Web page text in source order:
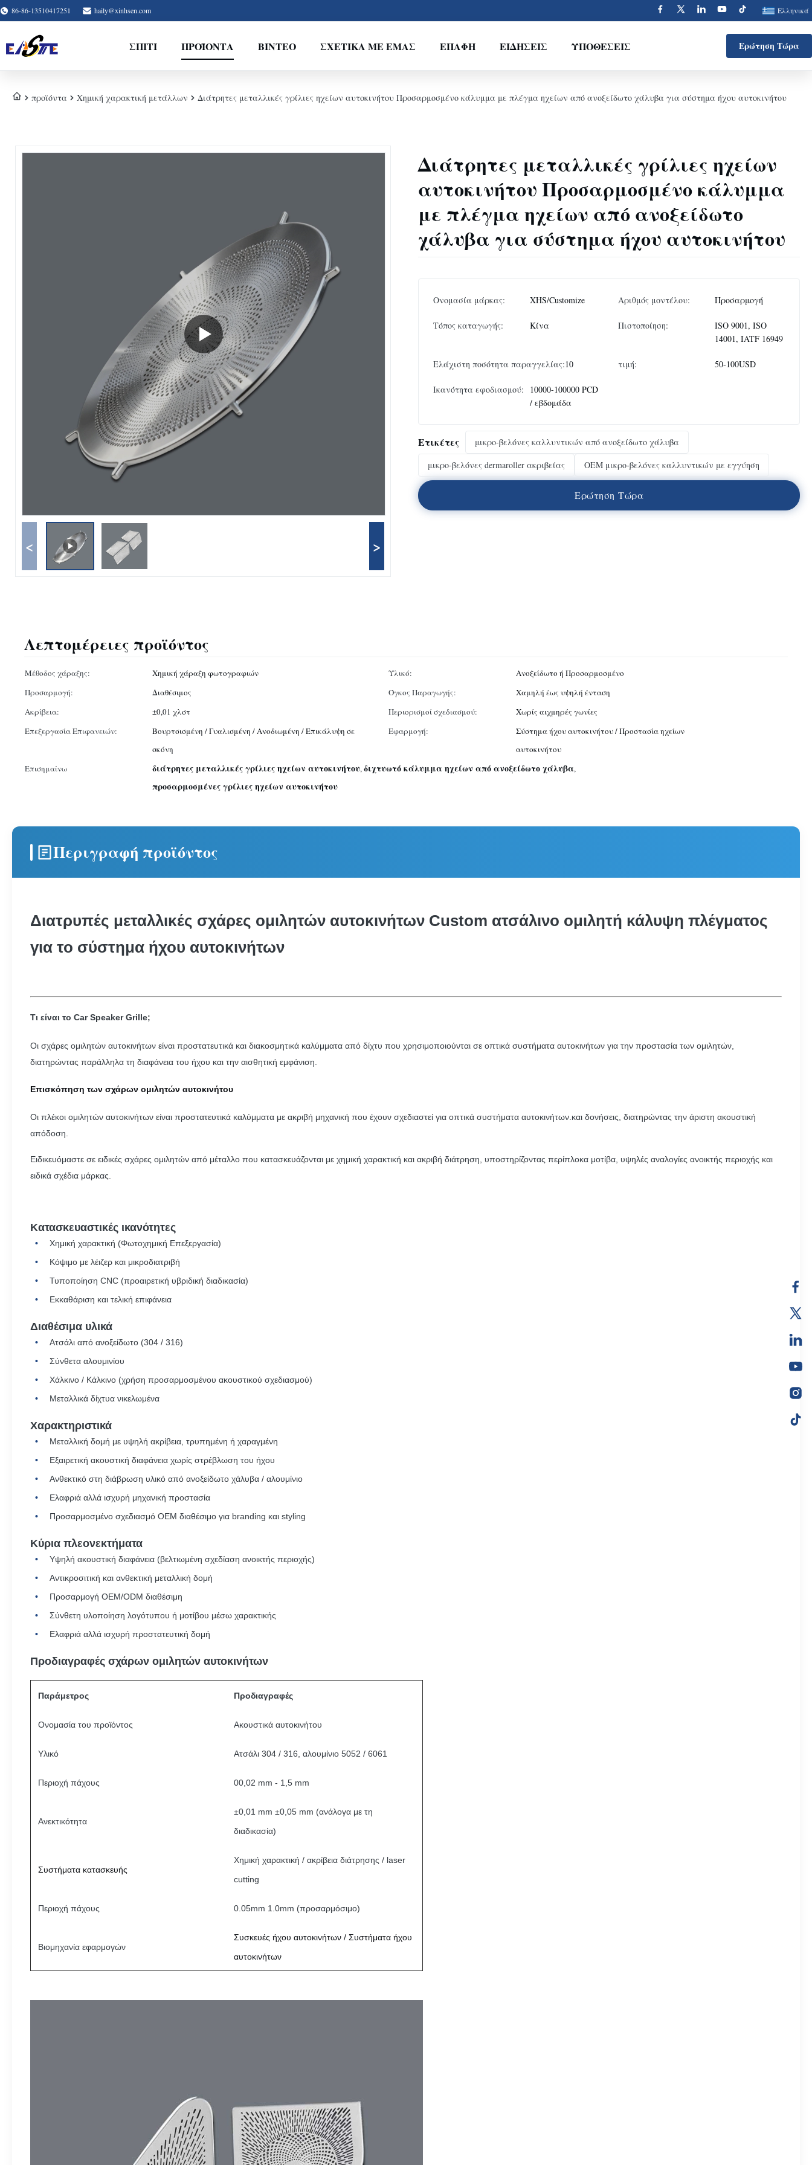
86-86-13510417251 haily@xinhsen.com Ελληνικά
ΣΠΊΤΙ ΠΡΟΪΌΝΤΑ ΒΊΝΤΕΟ ΣΧΕΤΙΚΆ ΜΕ ΕΜΆΣ ΕΠΑΦΉ ΕΙΔΉΣΕΙΣ ΥΠΟΘΈΣΕΙΣ Ερώτηση Τώρα
προϊόντα Χημική χαρακτική μετάλλων Διάτρητες μεταλλικές γρίλιες ηχείων αυτοκινήτου Προσαρμοσμένο κάλυμμα με πλέγμα ηχείων από ανοξείδωτο χάλυβα για σύστημα ήχου αυτοκινήτου
< >
Διάτρητες μεταλλικές γρίλιες ηχείων
αυτοκινήτου Προσαρμοσμένο κάλυμμα
με πλέγμα ηχείων από ανοξείδωτο
χάλυβα για σύστημα ήχου αυτοκινήτου
Ονομασία μάρκας: XHS/Customize Αριθμός μοντέλου: Προσαρμογή
Τόπος καταγωγής: Κίνα Πιστοποίηση:
ISO 9001, ISO
14001, IATF 16949
Ελάχιστη ποσότητα παραγγελίας:10 τιμή: 50-100USD
Ικανότητα εφοδιασμού:
10000-100000 PCD
/ εβδομάδα
Ετικέτες
μικρο-βελόνες καλλυντικών από ανοξείδωτο χάλυβα
μικρο-βελόνες dermaroller ακριβείας
OEM μικρο-βελόνες καλλυντικών με εγγύηση
Ερώτηση Τώρα
Λεπτομέρειες προϊόντος
Μέθοδος χάραξης: Χημική χάραξη φωτογραφιών Υλικό:
Ανοξείδωτο ή Προσαρμοσμένο
Προσαρμογή:
Διαθέσιμος Όγκος Παραγωγής:
Χαμηλή έως υψηλή ένταση
Ακρίβεια:
±0,01 χλστ Περιορισμοί σχεδιασμού:
Χωρίς αιχμηρές γωνίες
Επεξεργασία Επιφανειών:
Βουρτσισμένη / Γυαλισμένη / Ανοδιωμένη / Επικάλυψη σε
σκόνη
Εφαρμογή:
Σύστημα ήχου αυτοκινήτου / Προστασία ηχείων
αυτοκινήτου
Επισημαίνω
διάτρητες μεταλλικές γρίλιες ηχείων αυτοκινήτου,διχτυωτό κάλυμμα ηχείων από ανοξείδωτο χάλυβα,
προσαρμοσμένες γρίλιες ηχείων αυτοκινήτου
Περιγραφή προϊόντος
Διατρυπές μεταλλικές σχάρες ομιλητών αυτοκινήτων Custom ατσάλινο ομιλητή κάλυψη πλέγματος
για το σύστημα ήχου αυτοκινήτων
Τι είναι το Car Speaker Grille;
Οι σχάρες ομιλητών αυτοκινήτων είναι προστατευτικά και διακοσμητικά καλύμματα από δίχτυ που χρησιμοποιούνται σε οπτικά συστήματα αυτοκινήτων για την προστασία των ομιλητών,
διατηρώντας παράλληλα τη διαφάνεια του ήχου και την αισθητική εμφάνιση.
Επισκόπηση των σχάρων ομιλητών αυτοκινήτου
Οι πλέκοι ομιλητών αυτοκινήτων είναι προστατευτικά καλύμματα με ακριβή μηχανική που έχουν σχεδιαστεί για οπτικά συστήματα αυτοκινήτων.και δονήσεις, διατηρώντας την άριστη ακουστική
απόδοση.
Ειδικευόμαστε σε ειδικές σχάρες ομιλητών από μέταλλο που κατασκευάζονται με χημική χαρακτική και ακριβή διάτρηση, υποστηρίζοντας περίπλοκα μοτίβα, υψηλές αναλογίες ανοικτής περιοχής και
ειδικά σχέδια μάρκας.
Κατασκευαστικές ικανότητες
Χημική χαρακτική (Φωτοχημική Επεξεργασία)
Κόψιμο με λέιζερ και μικροδιατριβή
Τυποποίηση CNC (προαιρετική υβριδική διαδικασία)
Εκκαθάριση και τελική επιφάνεια
Διαθέσιμα υλικά
Ατσάλι από ανοξείδωτο (304 / 316)
Σύνθετα αλουμινίου
Χάλκινο / Κάλκινο (χρήση προσαρμοσμένου ακουστικού σχεδιασμού)
Μεταλλικά δίχτυα νικελωμένα
Χαρακτηριστικά
Μεταλλική δομή με υψηλή ακρίβεια, τρυπημένη ή χαραγμένη
Εξαιρετική ακουστική διαφάνεια χωρίς στρέβλωση του ήχου
Ανθεκτικό στη διάβρωση υλικό από ανοξείδωτο χάλυβα / αλουμίνιο
Ελαφριά αλλά ισχυρή μηχανική προστασία
Προσαρμοσμένο σχεδιασμό OEM διαθέσιμο για branding και styling
Κύρια πλεονεκτήματα
Υψηλή ακουστική διαφάνεια (βελτιωμένη σχεδίαση ανοικτής περιοχής)
Αντικροσιτική και ανθεκτική μεταλλική δομή
Προσαρμογή OEM/ODM διαθέσιμη
Σύνθετη υλοποίηση λογότυπου ή μοτίβου μέσω χαρακτικής
Ελαφριά αλλά ισχυρή προστατευτική δομή
Προδιαγραφές σχάρων ομιλητών αυτοκινήτων
Παράμετρος Προδιαγραφές
Ονομασία του προϊόντος Ακουστικά αυτοκινήτου
Υλικό Ατσάλι 304 / 316, αλουμίνιο 5052 / 6061
Περιοχή πάχους 00,02 mm - 1,5 mm
Ανεκτικότητα
±0,01 mm ±0,05 mm (ανάλογα με τη
διαδικασία)
Συστήματα κατασκευής
Χημική χαρακτική / ακρίβεια διάτρησης / laser
cutting
Περιοχή πάχους 0.05mm 1.0mm (προσαρμόσιμο)
Βιομηχανία εφαρμογών
Συσκευές ήχου αυτοκινήτων / Συστήματα ήχου
αυτοκινήτων